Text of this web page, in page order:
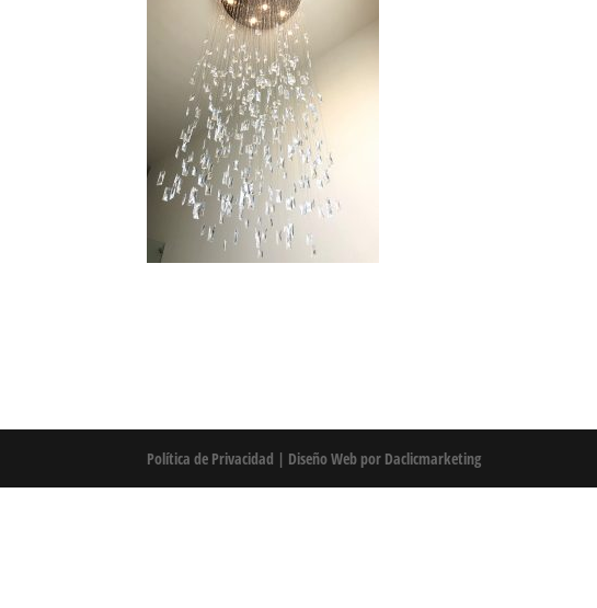
Política de Privacidad | Diseño Web por Daclicmarketing